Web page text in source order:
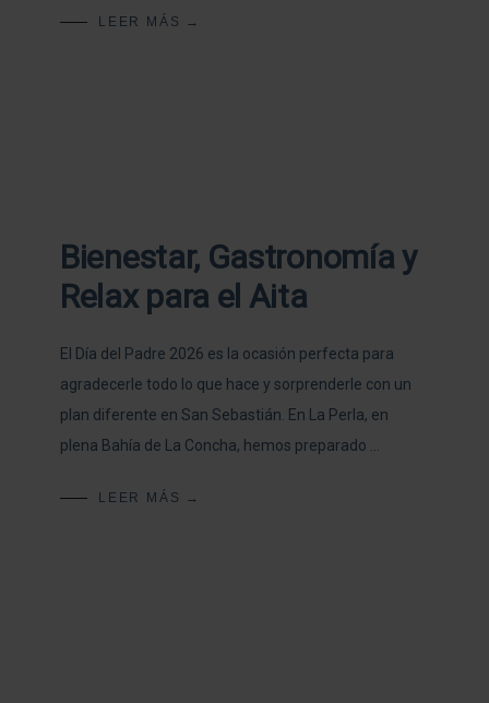
LEER MÁS →
Bienestar, Gastronomía y
Relax para el Aita
El Día del Padre 2026 es la ocasión perfecta para
agradecerle todo lo que hace y sorprenderle con un
plan diferente en San Sebastián. En La Perla, en
plena Bahía de La Concha, hemos preparado …
LEER MÁS →